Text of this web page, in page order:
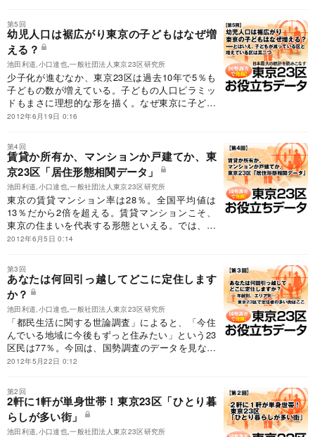
タを紹介する。
第5回
幼児人口は裾広がり東京の子どもはなぜ増
える？
池田利道,小口達也,一般社団法人東京23区研究所
少子化が進むなか、東京23区は過去10年で5％も
子どもの数が増えている。子どもの人口ピラミッ
ドもまさに理想的な形を描く。なぜ東京に子ども
が増えるのか。23区別増加率の違いなどを見なが
2012年6月19日 0:16
第4回
賃貸か所有か、マンションか戸建てか、東
京23区「居住形態相関データ」
池田利道,小口達也,一般社団法人東京23区研究所
東京の賃貸マンション率は28％。全国平均値は
13％だから2倍を超える。賃貸マンションこそ、
東京の住まいを代表する形態といえる。では、一
戸建てはどうか？持ち家率は？ ――23区のエリ
2012年6月5日 0:14
第3回
あなたは何回引っ越してどこに定住します
か？
池田利道,小口達也,一般社団法人東京23区研究所
「都民生活に関する世論調査」によると、「今住
んでいる地域に今後もずっと住みたい」という23
区民は77％。今回は、国勢調査のデータを見なが
ら「定住」と「移住」についてのエリア特性を見
2012年5月22日 0:12
第2回
2軒に1軒が単身世帯！東京23区「ひとり暮
らしが多い街」
池田利道,小口達也,一般社団法人東京23区研究所